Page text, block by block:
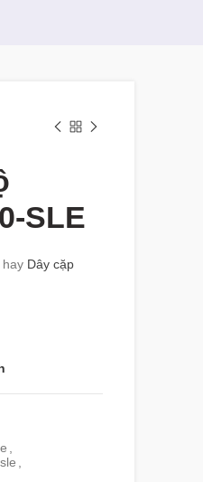
SLE
hay Dây cặp
,
,